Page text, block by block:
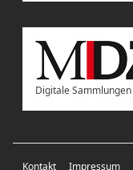
Digitale Sammlungen
Kontakt Impressum